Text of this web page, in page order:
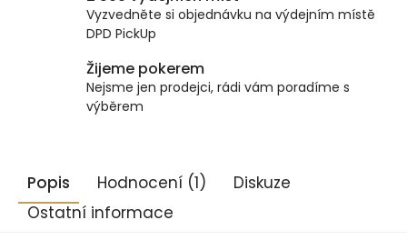
Vyzvedněte si objednávku na výdejním místě
DPD PickUp
Žijeme pokerem
Nejsme jen prodejci, rádi vám poradíme s
výběrem
Popis Hodnocení (1)
Diskuze
Ostatní informace